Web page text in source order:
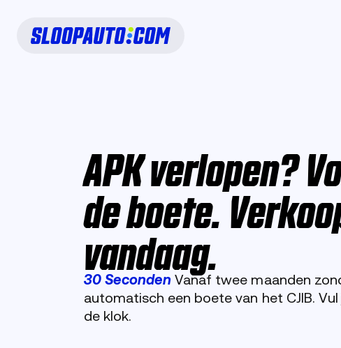
APK verlopen?
de boete.
vandaag.
30 Seconden Vanaf twee maanden
automatisch een boete van het CJIB.
de klok.